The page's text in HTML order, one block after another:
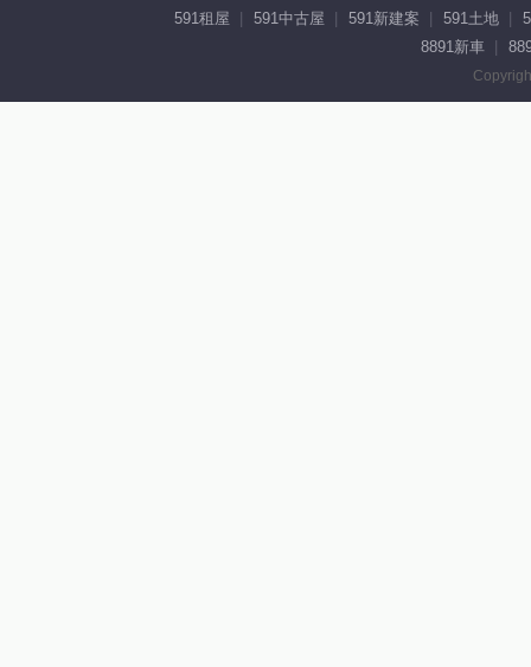
591租屋 591中古屋 591新建案 591土地
8891新車